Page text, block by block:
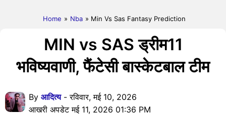
Home » Nba » Min Vs Sas Fantasy Prediction
MIN vs SAS ड्रीम11
भविष्यवाणी, फैंटेसी बास्केटबाल टीम
By आदित्य- रविवार, मई 10, 2026
आखरी अपडेट मई 11, 2026 01:36 PM